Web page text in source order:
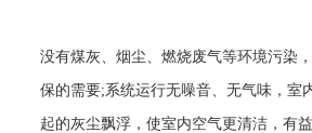
没有煤灰、烟尘、燃烧废气等环境污染
保的需要;系统运行无噪音、无气味，室
起的灰尘飘浮，使室内空气更清洁，有益